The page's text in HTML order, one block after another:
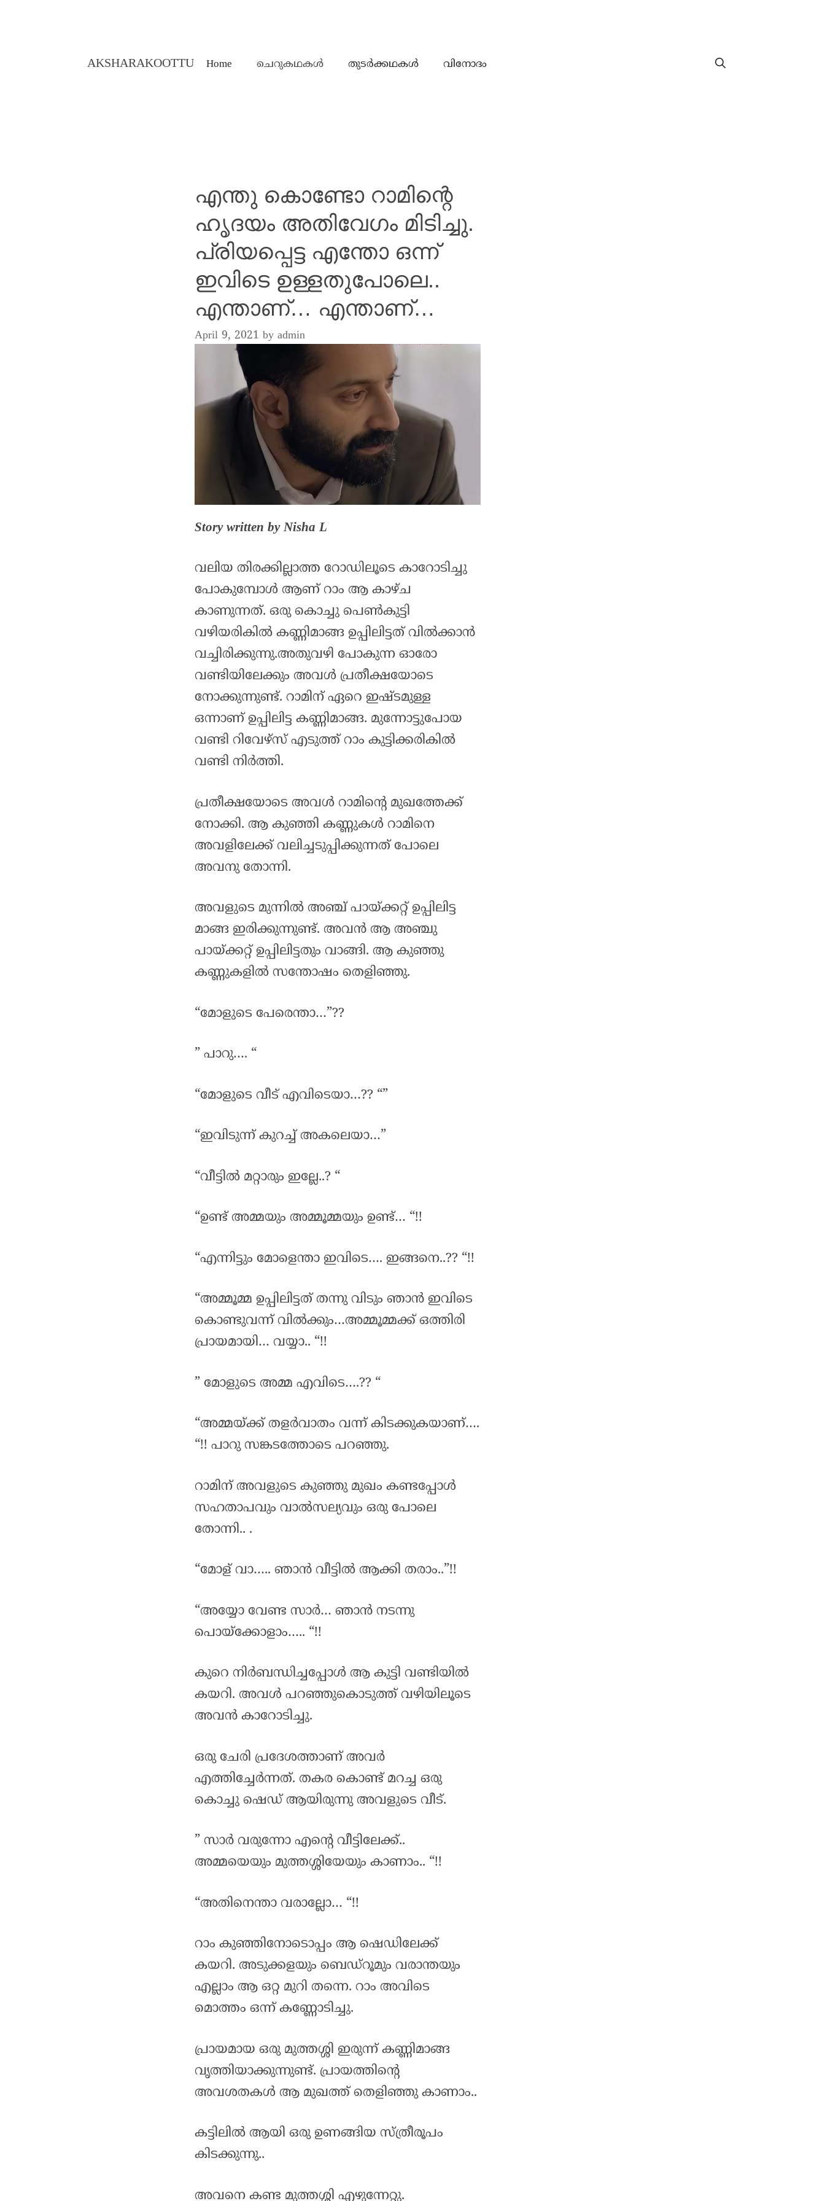
AKSHARAKOOTTU Home ചെറുകഥകൾ തുടർക്കഥകൾ വിനോദം
എന്തു കൊണ്ടോ റാമിന്റെ
ഹൃദയം അതിവേഗം മിടിച്ചു.
പ്രിയപ്പെട്ട എന്തോ ഒന്ന്
ഇവിടെ ഉള്ളതുപോലെ..
എന്താണ്… എന്താണ്…
April 9, 2021 by admin
Story written by Nisha L
വലിയ തിരക്കില്ലാത്ത റോഡിലൂടെ കാറോടിച്ചു
പോകുമ്പോൾ ആണ് റാം ആ കാഴ്ച
കാണുന്നത്. ഒരു കൊച്ചു പെൺകുട്ടി
വഴിയരികിൽ കണ്ണിമാങ്ങ ഉപ്പിലിട്ടത് വിൽക്കാൻ
വച്ചിരിക്കുന്നു.അതുവഴി പോകുന്ന ഓരോ
വണ്ടിയിലേക്കും അവൾ പ്രതീക്ഷയോടെ
നോക്കുന്നുണ്ട്. റാമിന് ഏറെ ഇഷ്ടമുള്ള
ഒന്നാണ് ഉപ്പിലിട്ട കണ്ണിമാങ്ങ. മുന്നോട്ടുപോയ
വണ്ടി റിവേഴ്സ് എടുത്ത് റാം കുട്ടിക്കരികിൽ
വണ്ടി നിർത്തി.
പ്രതീക്ഷയോടെ അവൾ റാമിന്റെ മുഖത്തേക്ക്
നോക്കി. ആ കുഞ്ഞി കണ്ണുകൾ റാമിനെ
അവളിലേക്ക് വലിച്ചടുപ്പിക്കുന്നത് പോലെ
അവനു തോന്നി.
അവളുടെ മുന്നിൽ അഞ്ച് പായ്ക്കറ്റ് ഉപ്പിലിട്ട
മാങ്ങ ഇരിക്കുന്നുണ്ട്. അവൻ ആ അഞ്ചു
പായ്ക്കറ്റ് ഉപ്പിലിട്ടതും വാങ്ങി. ആ കുഞ്ഞു
കണ്ണുകളിൽ സന്തോഷം തെളിഞ്ഞു.
“മോളുടെ പേരെന്താ…”??
” പാറു…. “
“മോളുടെ വീട് എവിടെയാ…?? “”
“ഇവിടുന്ന് കുറച്ച് അകലെയാ…”
“വീട്ടിൽ മറ്റാരും ഇല്ലേ..? “
“ഉണ്ട് അമ്മയും അമ്മൂമ്മയും ഉണ്ട്… “!!
“എന്നിട്ടും മോളെന്താ ഇവിടെ…. ഇങ്ങനെ..?? “!!
“അമ്മൂമ്മ ഉപ്പിലിട്ടത് തന്നു വിടും ഞാൻ ഇവിടെ
കൊണ്ടുവന്ന് വിൽക്കും…അമ്മൂമ്മക്ക് ഒത്തിരി
പ്രായമായി… വയ്യാ.. “!!
” മോളുടെ അമ്മ എവിടെ….?? “
“അമ്മയ്ക്ക് തളർവാതം വന്ന് കിടക്കുകയാണ്….
“!! പാറു സങ്കടത്തോടെ പറഞ്ഞു.
റാമിന് അവളുടെ കുഞ്ഞു മുഖം കണ്ടപ്പോൾ
സഹതാപവും വാൽസല്യവും ഒരു പോലെ
തോന്നി.. .
“മോള് വാ….. ഞാൻ വീട്ടിൽ ആക്കി തരാം..”!!
“അയ്യോ വേണ്ട സാർ… ഞാൻ നടന്നു
പൊയ്ക്കോളാം….. “!!
കുറെ നിർബന്ധിച്ചപ്പോൾ ആ കുട്ടി വണ്ടിയിൽ
കയറി. അവൾ പറഞ്ഞുകൊടുത്ത് വഴിയിലൂടെ
അവൻ കാറോടിച്ചു.
ഒരു ചേരി പ്രദേശത്താണ് അവർ
എത്തിച്ചേർന്നത്. തകര കൊണ്ട് മറച്ച ഒരു
കൊച്ചു ഷെഡ് ആയിരുന്നു അവളുടെ വീട്.
” സാർ വരുന്നോ എന്റെ വീട്ടിലേക്ക്..
അമ്മയെയും മുത്തശ്ശിയേയും കാണാം.. “!!
“അതിനെന്താ വരാല്ലോ… “!!
റാം കുഞ്ഞിനോടൊപ്പം ആ ഷെഡിലേക്ക്
കയറി. അടുക്കളയും ബെഡ്റൂമും വരാന്തയും
എല്ലാം ആ ഒറ്റ മുറി തന്നെ. റാം അവിടെ
മൊത്തം ഒന്ന് കണ്ണോടിച്ചു.
പ്രായമായ ഒരു മുത്തശ്ശി ഇരുന്ന് കണ്ണിമാങ്ങ
വൃത്തിയാക്കുന്നുണ്ട്. പ്രായത്തിന്റെ
അവശതകൾ ആ മുഖത്ത് തെളിഞ്ഞു കാണാം..
കട്ടിലിൽ ആയി ഒരു ഉണങ്ങിയ സ്ത്രീരൂപം
കിടക്കുന്നു..
അവനെ കണ്ട മുത്തശ്ശി എഴുന്നേറ്റു.